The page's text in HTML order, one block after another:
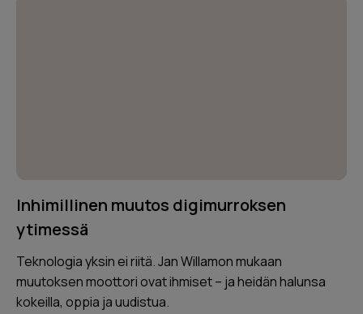
Inhimillinen muutos digimurroksen
ytimessä
Teknologia yksin ei riitä. Jan Willamon mukaan
muutoksen moottori ovat ihmiset – ja heidän halunsa
kokeilla, oppia ja uudistua.